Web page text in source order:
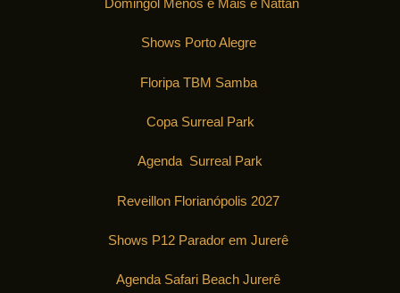
Domingol Menos é Mais e Nattan
Shows Porto Alegre
Floripa TBM Samba
Copa Surreal Park
Agenda Surreal Park
Reveillon Florianópolis 2027
Shows P12 Parador em Jurerê
Agenda Safari Beach Jurerê